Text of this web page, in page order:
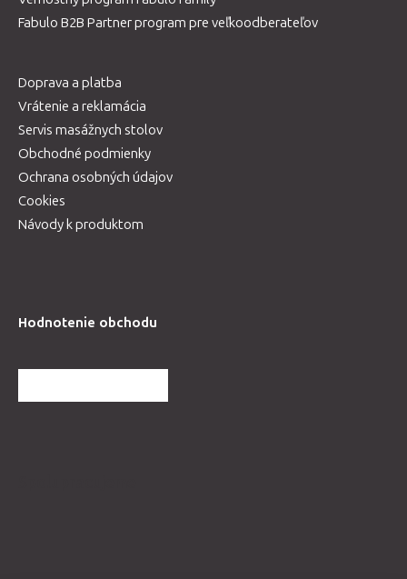
Fabulo B2B Partner program pre veľkoodberateľov
Doprava a platba
Vrátenie a reklamácia
Servis masážnych stolov
Obchodné podmienky
Ochrana osobných údajov
Cookies
Návody k produktom
Hodnotenie obchodu